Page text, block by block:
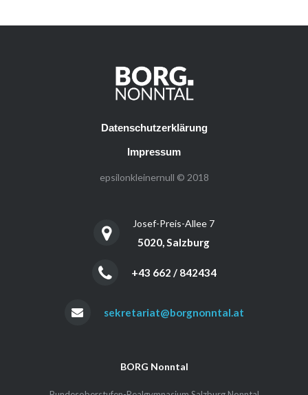
Datenschutzerklärung
Impressum
epsilonkleinernull © 2018
Josef-Preis-Allee 7
5020, Salzburg
+43 662 / 842434
sekretariat@borgnonntal.at
BORG Nonntal